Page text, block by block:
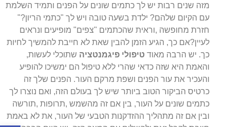
מזה שנים רבות יש לך כתמים שונים על הפנים ותמיד השלמת
עם הקיום שלהם? ילדת בשעה טובה ויש לך "כתמי הריון?"
חזרת מחופשה ,וראית שהכתמים "צפים" מופיעים ונראים
לעיין?אם כך, הגיע הזמן להבין שאת לא חייבת להמשיך לחיות
כך. יש הרבה מאוד טיפולי פיגמנטציה שתוכלי לעשות,
והאמת היא שזה כדאי שהרי ללא טיפול הם ימשיכו להופיע
והעכיר את עור הפנים ושפת מרקם העור. הפנים שלך זה
כרטיס הביקור הטוב ביותר שיש לך בעולם הזה, ואם נוצרו לך
כתמים שונים על העור, בין אם זה מהשמש ,תרופות ,תורשה
ובין אם זה מתהליך ההזדקנות הטבעי של העור, את לא באמת